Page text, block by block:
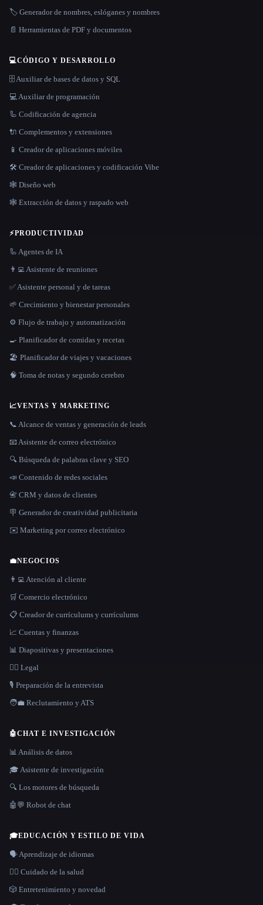
🏷️ Generador de nombres, eslóganes y nombres
📄 Herramientas de PDF y documentos
💻CÓDIGO Y DESARROLLO
🗄️ Auxiliar de bases de datos y SQL
💻 Auxiliar de programación
🦾 Codificación de agencia
🔌 Complementos y extensiones
📱 Creador de aplicaciones móviles
🛠️ Creador de aplicaciones y codificación Vibe
🕸 Diseño web
🕸️ Extracción de datos y raspado web
⚡PRODUCTIVIDAD
🦾 Agentes de IA
👨‍💻 Asistente de reuniones
✅ Asistente personal y de tareas
🌱 Crecimiento y bienestar personales
⚙️ Flujo de trabajo y automatización
🍳 Planificador de comidas y recetas
🏖 Planificador de viajes y vacaciones
🧠 Toma de notas y segundo cerebro
📈VENTAS Y MARKETING
📞 Alcance de ventas y generación de leads
📧 Asistente de correo electrónico
🔍 Búsqueda de palabras clave y SEO
📣 Contenido de redes sociales
📇 CRM y datos de clientes
🪧 Generador de creatividad publicitaria
✉️ Marketing por correo electrónico
💼NEGOCIOS
👨‍💻 Atención al cliente
🛒 Comercio electrónico
📋 Creador de currículums y currículums
📈 Cuentas y finanzas
📊 Diapositivas y presentaciones
👩‍⚖️ Legal
🎙️ Preparación de la entrevista
🧑‍💼 Reclutamiento y ATS
🤖CHAT E INVESTIGACIÓN
📊 Análisis de datos
🎓 Asistente de investigación
🔍 Los motores de búsqueda
🤖💬 Robot de chat
🎓EDUCACIÓN Y ESTILO DE VIDA
🗣️ Aprendizaje de idiomas
👩‍⚕️ Cuidado de la salud
🎲 Entretenimiento y novedad